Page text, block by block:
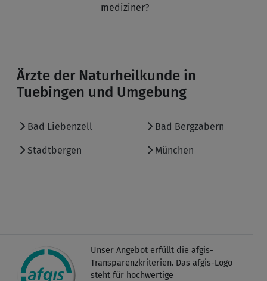
mediziner?
Ärzte der Naturheilkunde in
Tuebingen und Umgebung
Bad Liebenzell Bad Bergzabern
Stadtbergen München
Unser Angebot erfüllt die afgis-
Transparenzkriterien. Das afgis-Logo
steht für hochwertige